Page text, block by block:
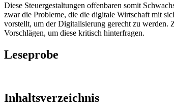
Diese Steuergestaltungen offenbaren somit
zwar die Probleme, die die digitale Wirtschaft mit
vorstellt, um der Digitalisierung gerecht zu werden.
Vorschlägen, um diese kritisch hinterfragen.
Leseprobe
Inhaltsverzeichnis